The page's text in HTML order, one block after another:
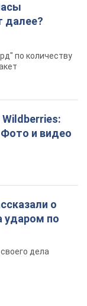
далее?
по количеству
Wildberries:
и видео
о
ударом по
дела